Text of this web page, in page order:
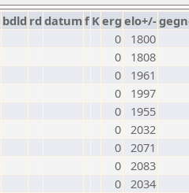
bdld rd datumf Kerg elo+/-
0
1800
0
1808
0
1961
0
1997
0
1955
0 2032
0 2071
0 2083
0 2034